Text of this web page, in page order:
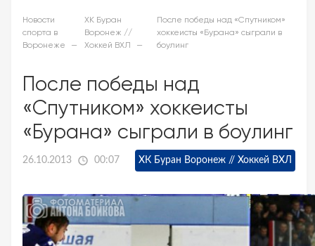
Новости
спорта в
Воронеже
ХК Буран
Воронеж //
Хоккей ВХЛ
После победы над «Спутником»
хоккеисты «Бурана» сыграли в
боулинг
После победы над
«Спутником» хоккеисты
«Бурана» сыграли в боулинг
26.10.2013 00:07 ХК Буран Воронеж // Хоккей ВХЛ